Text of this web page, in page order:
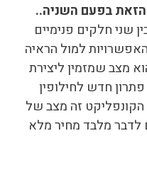
הזאת בפעם השניה..
שני חלקים פנימיים
למול הראיה
מצב שמזמין ליצירת
חדש לחילופין
זה מצב של
לדבר מלבד מחיר מלא